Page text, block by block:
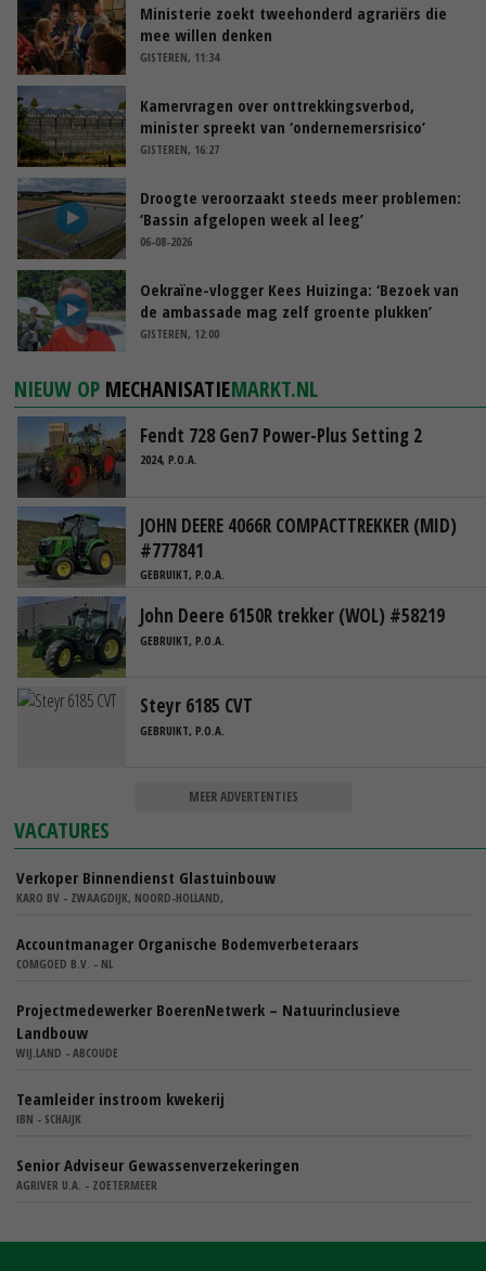
Ministerie zoekt tweehonderd agrariërs die
mee willen denken
GISTEREN, 11:34
Kamervragen over onttrekkingsverbod,
minister spreekt van ‘ondernemersrisico’
GISTEREN, 16:27
Droogte veroorzaakt steeds meer problemen:
‘Bassin afgelopen week al leeg’
06-08-2026
Oekraïne-vlogger Kees Huizinga: ‘Bezoek van
de ambassade mag zelf groente plukken’
GISTEREN, 12:00
NIEUW OP MECHANISATIEMARKT.NL
Fendt 728 Gen7 Power-Plus Setting 2
2024, P.O.A.
JOHN DEERE 4066R COMPACTTREKKER (MID)
#777841
GEBRUIKT, P.O.A.
John Deere 6150R trekker (WOL) #58219
GEBRUIKT, P.O.A.
Steyr 6185 CVT
GEBRUIKT, P.O.A.
MEER ADVERTENTIES
VACATURES
Verkoper Binnendienst Glastuinbouw
KARO BV - ZWAAGDIJK, NOORD-HOLLAND,
Accountmanager Organische Bodemverbeteraars
COMGOED B.V. - NL
Projectmedewerker BoerenNetwerk – Natuurinclusieve
Landbouw
WIJ.LAND - ABCOUDE
Teamleider instroom kwekerij
IBN - SCHAIJK
Senior Adviseur Gewassenverzekeringen
AGRIVER U.A. - ZOETERMEER